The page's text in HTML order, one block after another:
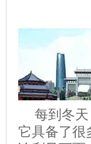
每到冬
它具备了很